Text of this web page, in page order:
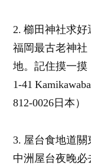
2. 櫛田神社求好
福岡最古老神
地。記住摸一摸
1-41
812-0026日本）
3. 屋台食地道關
中洲屋台夜晚